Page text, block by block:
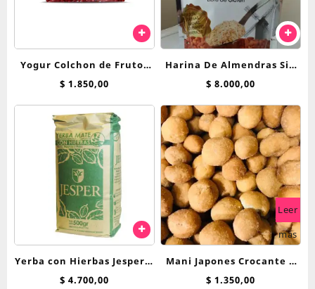
Yogur Colchon de Frutos
del Bosque 125 grs
$ 1.850,00
Harina De Almendras Sin
$ 8.000,00
Yerba con Hierbas Jesper x
500 g Menta, Peperina y
$ 4.700,00
Leer
más
Mani Japones Crocante x
100 grs
$ 1.350,00